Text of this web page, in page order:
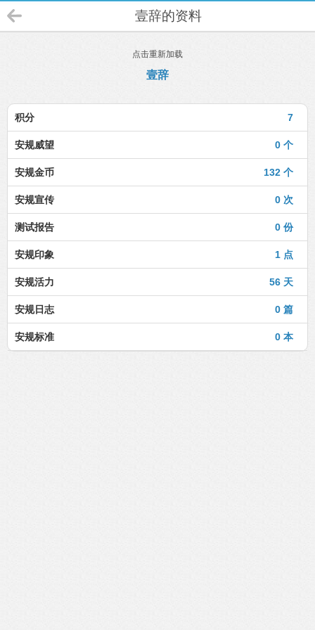
壹辞的资料
点击重新加载
壹辞
7
积分
0 个
安规威望
132 个
安规金币
0 次
安规宣传
0 份
测试报告
1 点
安规印象
56 天
安规活力
0 篇
安规日志
0 本
安规标准